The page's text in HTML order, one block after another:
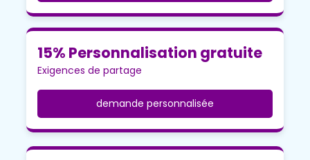
15% Personnalisation gratuite
Exigences de partage
demande personnalisée